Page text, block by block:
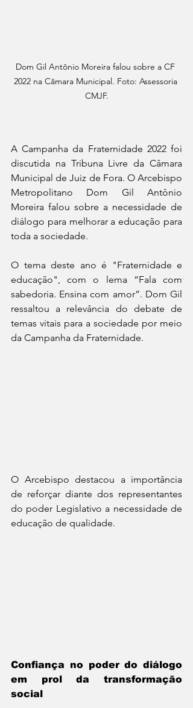
Dom Gil Antônio Moreira falou sobre a CF
2022 na Câmara Municipal. Foto: Assessoria
CMJF.
A Campanha da Fraternidade 2022 foi
discutida na Tribuna Livre da Câmara
Municipal de Juiz de Fora. O Arcebispo
Metropolitano Dom Gil Antônio
Moreira falou sobre a necessidade de
diálogo para melhorar a educação para
toda a sociedade.
O tema deste ano é "Fraternidade e
educação", com o lema “Fala com
sabedoria. Ensina com amor”. Dom Gil
ressaltou a relevância do debate de
temas vitais para a sociedade por meio
da Campanha da Fraternidade.
O Arcebispo destacou a importância
de reforçar diante dos representantes
do poder Legislativo a necessidade de
educação de qualidade.
Confiança no poder do diálogo
em prol da transformação
social